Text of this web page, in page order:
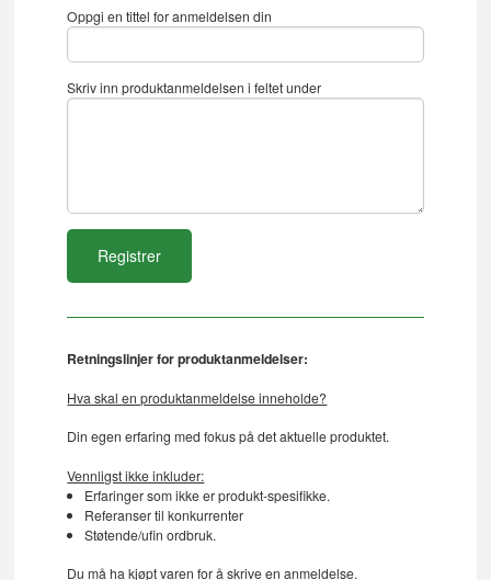
Oppgi en tittel for anmeldelsen din
Skriv inn produktanmeldelsen i feltet under
Retningslinjer for produktanmeldelser:
Hva skal en produktanmeldelse inneholde?
Din egen erfaring med fokus på det aktuelle produktet.
Vennligst ikke inkluder:
Erfaringer som ikke er produkt-spesifikke.
Referanser til konkurrenter
Støtende/ufin ordbruk.
Du må ha kjøpt varen for å skrive en anmeldelse.